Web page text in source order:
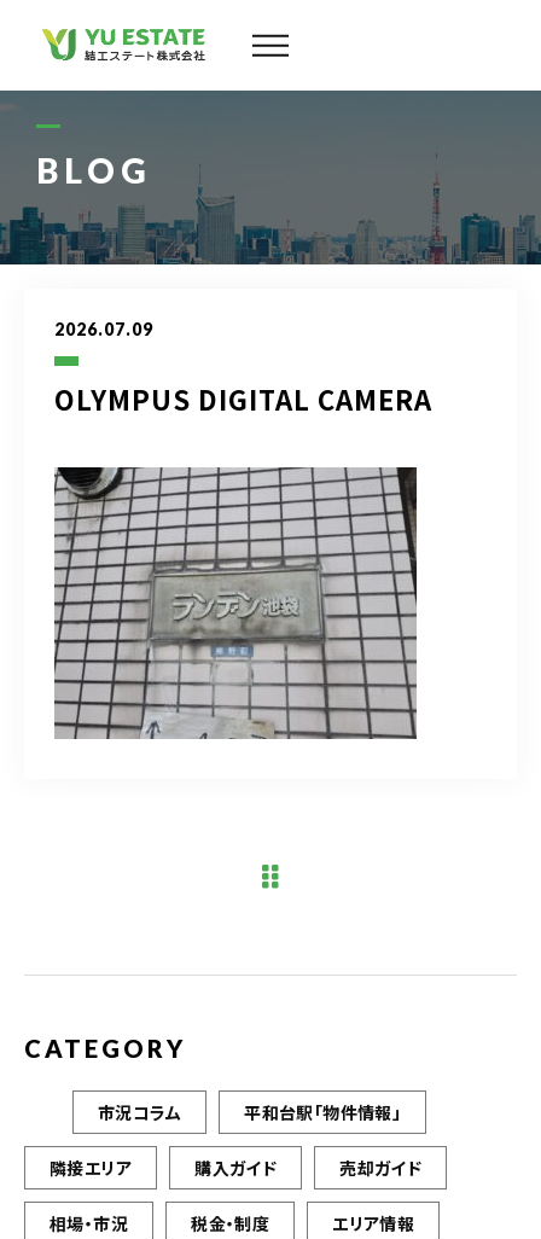
BLOG
2026.07.09
OLYMPUS DIGITAL CAMERA
CATEGORY
市況コラム 平和台駅「物件情報」
隣接エリア 購入ガイド 売却ガイド
相場・市況 税金・制度 エリア情報
物件情報
お客様の声
よくある質問
ブログ
アクセス
03-6909-2648
お問い合わせはこちら